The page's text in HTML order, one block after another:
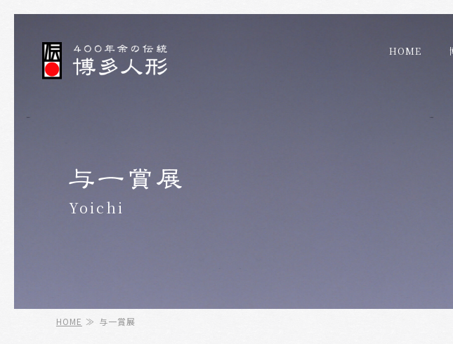
HOME
Yoichi
HOME ≫ 与一賞展